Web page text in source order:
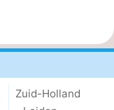
Zuid-Holland